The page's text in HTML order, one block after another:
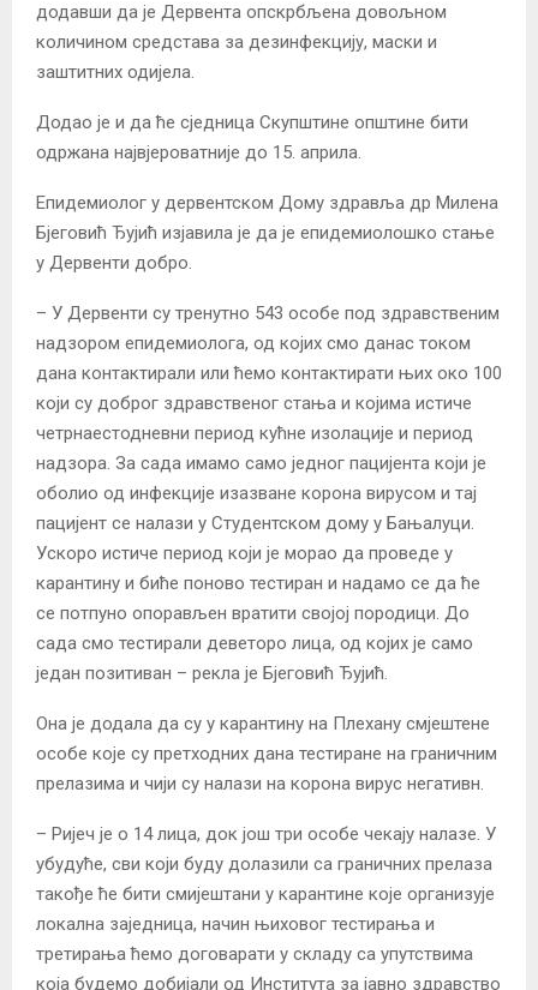
додавши да је Дервента опскрбљена довољном
количином средстава за дезинфекцију, маски и
заштитних одијела.
Додао је и да ће сједница Скупштине општине бити
одржана највјероватније до 15. априла.
Епидемиолог у дервентском Дому здравља др Милена
Бјеговић Ђујић изјавила је да је епидемиолошко стање
у Дервенти добро.
– У Дервенти су тренутно 543 особе под здравственим
надзором епидемиолога, од којих смо данас током
дана контактирали или ћемо контактирати њих око 100
који су доброг здравственог стања и којима истиче
четрнаестодневни период кућне изолације и период
надзора. За сада имамо само једног пацијента који је
оболио од инфекције изазване корона вирусом и тај
пацијент се налази у Студентском дому у Бањалуци.
Ускоро истиче период који је морао да проведе у
карантину и биће поново тестиран и надамо се да ће
се потпуно опорављен вратити својој породици. До
сада смо тестирали деветоро лица, од којих је само
један позитиван – рекла је Бјеговић Ђујић.
Она је додала да су у карантину на Плехану смјештене
особе које су претходних дана тестиране на граничним
прелазима и чији су налази на корона вирус негативн.
– Ријеч је о 14 лица, док још три особе чекају налазе. У
убудуће, сви који буду долазили са граничних прелаза
такође ће бити смијештани у карантине које организује
локална заједница, начин њиховог тестирања и
третирања ћемо договарати у складу са упутствима
која будемо добијали од Института за јавно здравство